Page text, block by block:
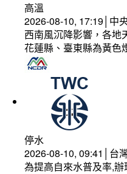
高溫
2026-08-10, 17:19│中
西南風沉降影響，各地
花蓮縣、臺東縣為黃色
停水
2026-08-10, 09:41│台
為提高自來水普及率,